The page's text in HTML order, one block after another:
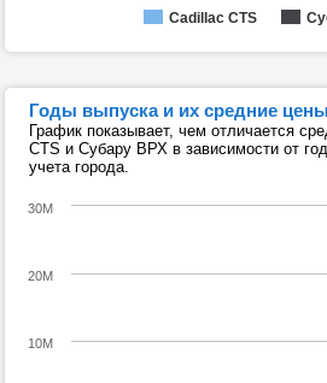
Cadillac CTS
Годы выпуска и их средние цены
График показывает, чем отличается
CTS и Субару ВРХ в зависимости от
учета города.
10M
20M
30M